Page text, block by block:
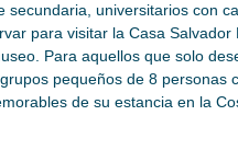
secundaria, universitarios con
para visitar la Casa
Para aquellos que solo
pequeños de 8
de su estancia en la